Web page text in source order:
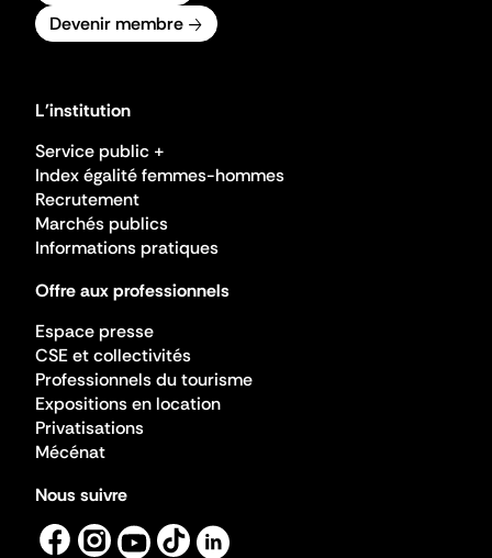
Devenir membre
L'institution
Service public +
Index égalité femmes-hommes
Recrutement
Marchés publics
Informations pratiques
Offre aux professionnels
Espace presse
CSE et collectivités
Professionnels du tourisme
Expositions en location
Privatisations
Mécénat
Nous suivre